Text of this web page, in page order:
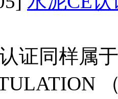
证同样属